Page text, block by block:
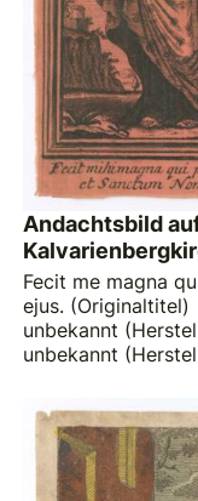
Andachtsbild
Fecit me magna
ejus. (Originaltitel)
unbekannt
unbekannt